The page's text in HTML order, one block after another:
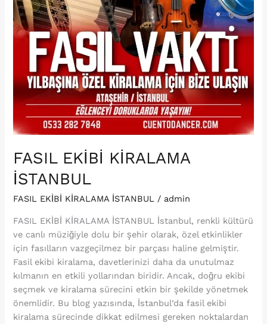
FASIL EKİBİ KİRALAMA
İSTANBUL
FASIL EKİBİ KİRALAMA İSTANBUL / admin
FASIL EKİBİ KİRALAMA İSTANBUL İstanbul, renkli kültürü
ve canlı müziğiyle dolu bir şehir olarak, özel etkinlikler
için fasılların vazgeçilmez bir parçası haline gelmiştir.
Fasil ekibi kiralama, davetlerinizi daha da unutulmaz
kılmanın en etkili yollarından biridir. Ancak, doğru ekibi
seçmek ve kiralama sürecini etkin bir şekilde yönetmek
önemlidir. Bu blog yazısında, İstanbul’da fasil ekibi
kiralama sürecinde dikkat edilmesi gereken noktalardan